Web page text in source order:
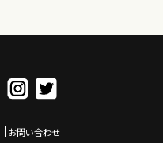
お問い合わせ